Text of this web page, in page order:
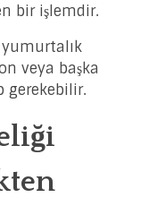
bir işlemdir.
veya başka
gerekebilir.